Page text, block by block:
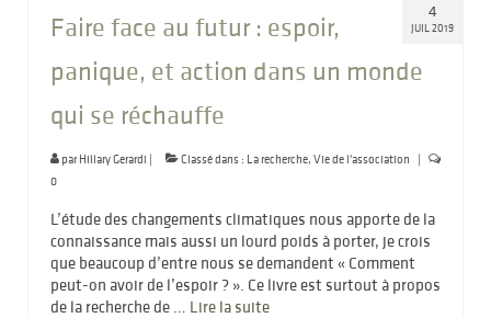
4
JUIL 2019
Faire face au futur : espoir,
panique, et action dans un monde
qui se réchauffe
parHillary Gerardi | Classé dans : La recherche, Vie de l'association
|
0
L’étude des changements climatiques nous apporte de la
connaissance mais aussi un lourd poids à porter, je crois
que beaucoup d’entre nous se demandent « Comment
peut-on avoir de l’espoir ? ». Ce livre est surtout à propos
de la recherche de … Lire la suite­­